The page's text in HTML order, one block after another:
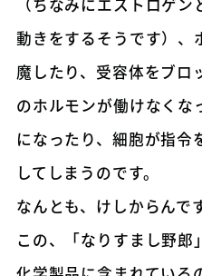
動きをするそうです）、
魔したり、受容体をブロ
のホルモンが働けなくな
になったり、細胞が指
してしまうのです。
なんとも、けしからんで
この、「なりすまし野郎